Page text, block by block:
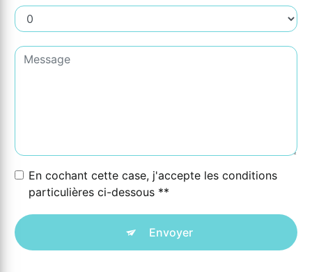
En cochant cette case, j'accepte les conditions
particulières ci-dessous **
Envoyer